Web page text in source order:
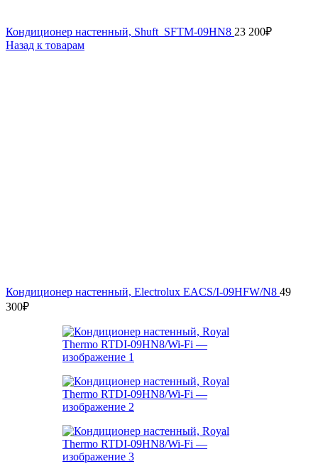
Кондиционер настенный, Shuft SFTM-09HN8 23 200₽
Назад к товарам
Кондиционер настенный, Electrolux EACS/I-09HFW/N8 49
300₽